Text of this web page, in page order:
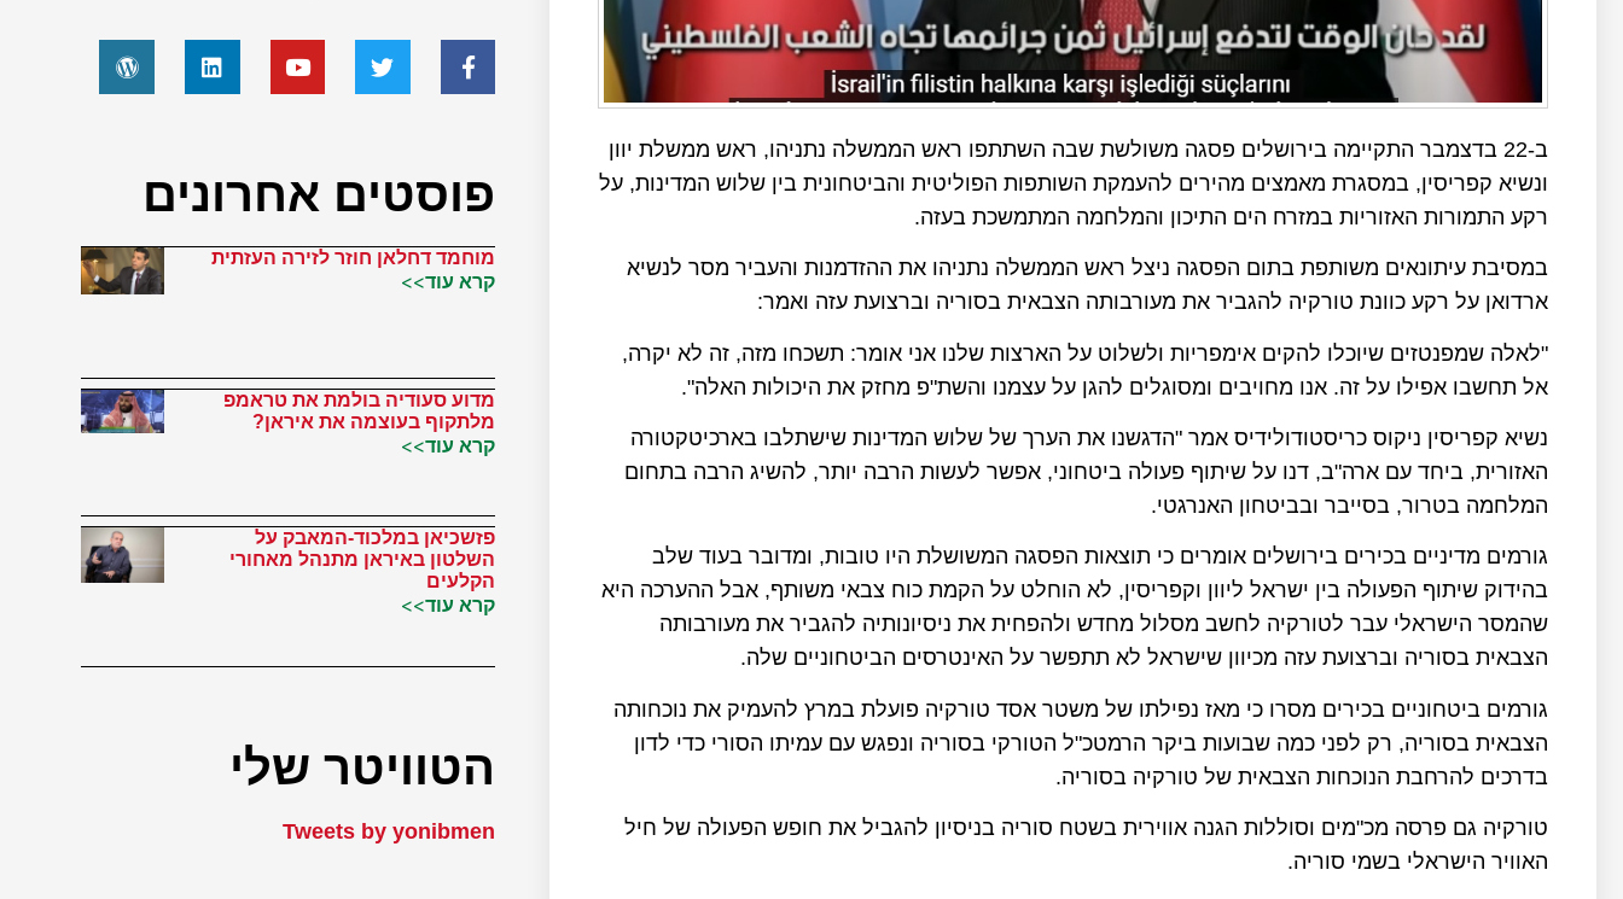
ב-22 בדצמבר התקיימה בירושלים פסגה משולשת שבה השתתפו ראש הממשלה נתניהו, ראש ממשלת יוון
ונשיא קפריסין, במסגרת מאמצים מהירים להעמקת השותפות הפוליטית והביטחונית בין שלוש המדינות, על
רקע התמורות האזוריות במזרח הים התיכון והמלחמה המתמשכת בעזה.
במסיבת עיתונאים משותפת בתום הפסגה ניצל ראש הממשלה נתניהו את ההזדמנות והעביר מסר לנשיא
ארדואן על רקע כוונת טורקיה להגביר את מעורבותה הצבאית בסוריה וברצועת עזה ואמר:
"לאלה שמפנטזים שיוכלו להקים אימפריות ולשלוט על הארצות שלנו אני אומר: תשכחו מזה, זה לא יקרה,
אל תחשבו אפילו על זה. אנו מחויבים ומסוגלים להגן על עצמנו והשת"פ מחזק את היכולות האלה".
נשיא קפריסין ניקוס כריסטודולידיס אמר "הדגשנו את הערך של שלוש המדינות שישתלבו בארכיטקטורה
האזורית, ביחד עם ארה"ב, דנו על שיתוף פעולה ביטחוני, אפשר לעשות הרבה יותר, להשיג הרבה בתחום
המלחמה בטרור, בסייבר ובביטחון האנרגטי.
גורמים מדיניים בכירים בירושלים אומרים כי תוצאות הפסגה המשושלת היו טובות, ומדובר בעוד שלב
בהידוק שיתוף הפעולה בין ישראל ליוון וקפריסין, לא הוחלט על הקמת כוח צבאי משותף, אבל ההערכה היא
שהמסר הישראלי עבר לטורקיה לחשב מסלול מחדש ולהפחית את ניסיונותיה להגביר את מעורבותה
הצבאית בסוריה וברצועת עזה מכיוון שישראל לא תתפשר על האינטרסים הביטחוניים שלה.
גורמים ביטחוניים בכירים מסרו כי מאז נפילתו של משטר אסד טורקיה פועלת במרץ להעמיק את נוכחותה
הצבאית בסוריה, רק לפני כמה שבועות ביקר הרמטכ"ל הטורקי בסוריה ונפגש עם עמיתו הסורי כדי לדון
בדרכים להרחבת הנוכחות הצבאית של טורקיה בסוריה.
טורקיה גם פרסה מכ"מים וסוללות הגנה אווירית בשטח סוריה בניסיון להגביל את חופש הפעולה של חיל
האוויר הישראלי בשמי סוריה.
פוסטים אחרונים
מוחמד דחלאן חוזר לזירה העזתית
קרא עוד>>
מדוע סעודיה בולמת את טראמפ
מלתקוף בעוצמה את איראן?
קרא עוד>>
פזשכיאן במלכוד-המאבק על
השלטון באיראן מתנהל מאחורי
הקלעים
קרא עוד>>
הטוויטר שלי
Tweets by yonibmen